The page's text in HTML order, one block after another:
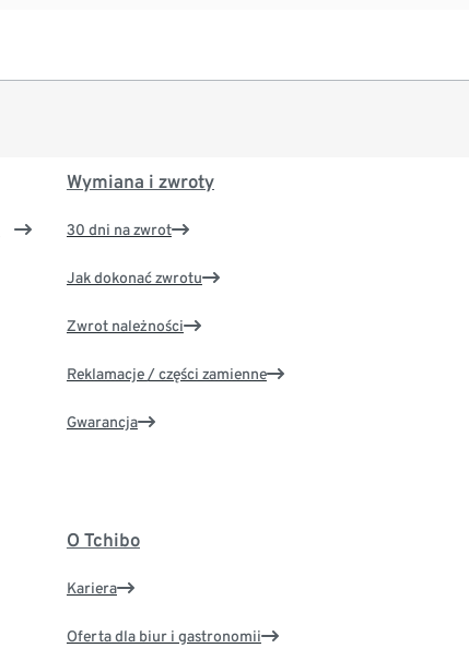
Wymiana i zwroty
30 dni na zwrot
Jak dokonać zwrotu
Zwrot należności
Reklamacje / części zamienne
Gwarancja
O Tchibo
Kariera
Oferta dla biur i gastronomii